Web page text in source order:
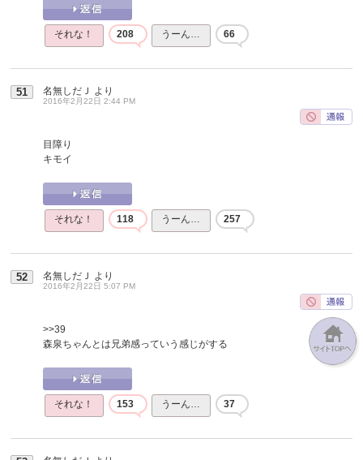
それな！ 208 うーん… 66
51 名無しだＪ より
2016年2月22日 2:44 PM
目障り
キモイ
それな！ 118 うーん… 257
52 名無しだＪ より
2016年2月22日 5:07 PM
>>39
森泉ちゃんとは兄弟感っていう感じがする
それな！ 153 うーん… 37